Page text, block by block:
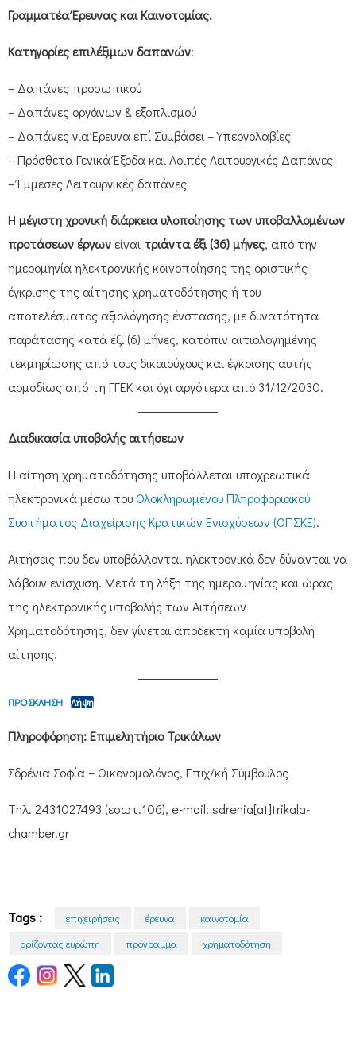
Γραμματέα Έρευνας και Καινοτομίας.
Κατηγορίες επιλέξιμων δαπανών:
– Δαπάνες προσωπικού
– Δαπάνες οργάνων & εξοπλισμού
– Δαπάνες για Έρευνα επί Συμβάσει – Υπεργολαβίες
– Πρόσθετα Γενικά Έξοδα και Λοιπές Λειτουργικές Δαπάνες
– Έμμεσες Λειτουργικές δαπάνες
Η μέγιστη χρονική διάρκεια υλοποίησης των υποβαλλομένων
προτάσεων έργων είναι τριάντα έξι (36) μήνες, από την
ημερομηνία ηλεκτρονικής κοινοποίησης της οριστικής
έγκρισης της αίτησης χρηματοδότησης ή του
αποτελέσματος αξιολόγησης ένστασης, με δυνατότητα
παράτασης κατά έξι (6) μήνες, κατόπιν αιτιολογημένης
τεκμηρίωσης από τους δικαιούχους και έγκρισης αυτής
αρμοδίως από τη ΓΓΕΚ και όχι αργότερα από 31/12/2030.
Διαδικασία υποβολής αιτήσεων
Η αίτηση χρηματοδότησης υποβάλλεται υποχρεωτικά
ηλεκτρονικά μέσω τουΟλοκληρωμένου Πληροφοριακού
Συστήματος Διαχείρισης Κρατικών Ενισχύσεων (ΟΠΣΚΕ).
Αιτήσεις που δεν υποβάλλονται ηλεκτρονικά δεν δύνανται να
λάβουν ενίσχυση. Μετά τη λήξη της ημερομηνίας και ώρας
της ηλεκτρονικής υποβολής των Αιτήσεων
Χρηματοδότησης, δεν γίνεται αποδεκτή καμία υποβολή
αίτησης.
ΠΡΟΣΚΛΗΣΗ Λήψη
Πληροφόρηση: Επιμελητήριο Τρικάλων
Σδρένια Σοφία – Οικονομολόγος, Επιχ/κή Σύμβουλος
Τηλ. 2431027493 (εσωτ.106), e-mail: sdrenia[at]trikala-
chamber.gr
Tags : επιχειρήσεις έρευνα
καινοτομία
ορίζοντας ευρώπη
πρόγραμμα χρηματοδότηση